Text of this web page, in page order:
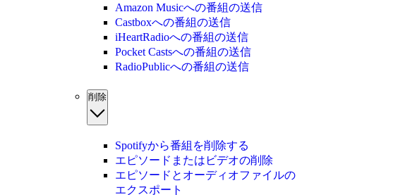
Amazon Musicへの番組の送信
Castboxへの番組の送信
iHeartRadioへの番組の送信
Pocket Castsへの番組の送信
RadioPublicへの番組の送信
削除
Spotifyから番組を削除する
エピソードまたはビデオの削除
エピソードとオーディオファイルの
エクスポート